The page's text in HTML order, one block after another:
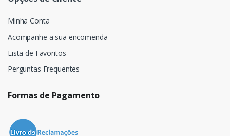
Minha Conta
Acompanhe a sua encomenda
Lista de Favoritos
Perguntas Frequentes
Formas de Pagamento